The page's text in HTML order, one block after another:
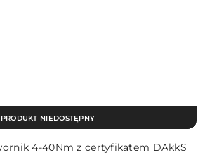
4-40Nm z certyfikatem DAkkS
PRODUKT NIEDOSTĘPNY